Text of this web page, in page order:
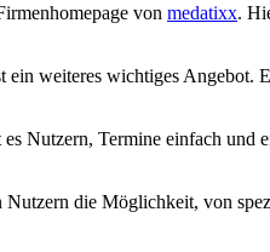
von medatixx.
ein weiteres wichtiges Angebot.
Nutzern, Termine einfach und
Nutzern die Möglichkeit, von